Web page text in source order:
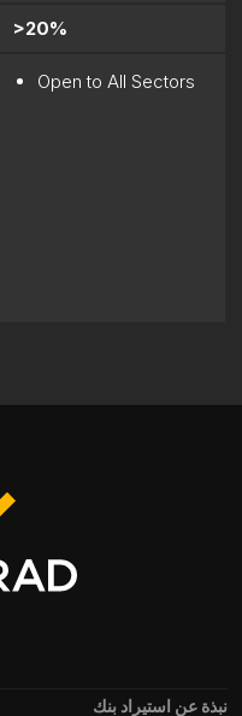
>20%
Open to All Sectors
نبذة عن استيراد بنك